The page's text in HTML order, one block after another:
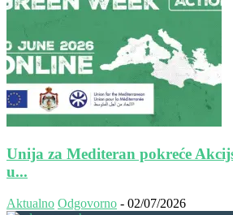
Unija za Mediteran pokreće
u...
Aktualno Odgovorno - 02/07/2026